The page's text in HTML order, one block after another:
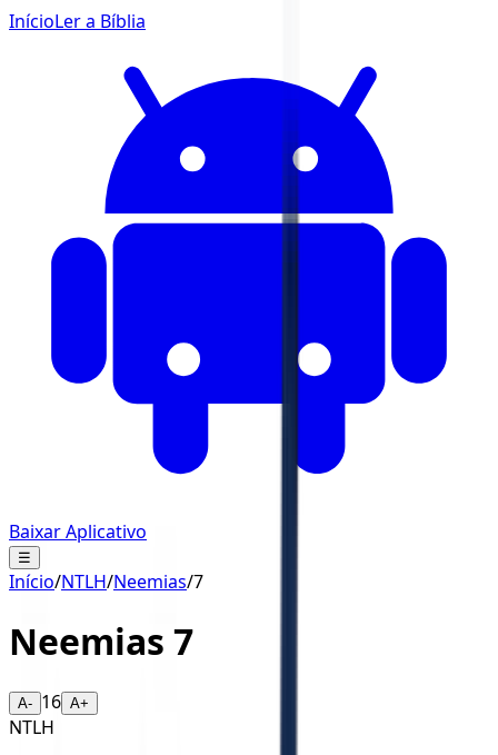
InícioLer a Bíblia
Baixar Aplicativo
☰
Início/NTLH/Neemias/7
Neemias 7
A- 16 A+
NTLH